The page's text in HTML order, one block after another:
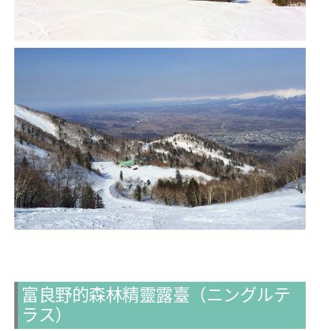
富良野的森林精靈露臺（ニングルテ
ラス）